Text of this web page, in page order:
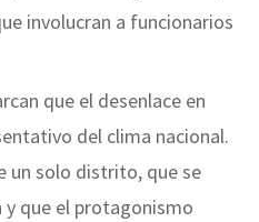
involucran a funcionarios
que el desenlace en
del clima nacional.
un solo distrito, que se
y que el protagonismo